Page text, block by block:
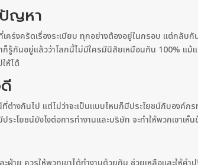
ปัญหา
ร่งครัดเรื่องระเบียบ ทุกอย่างต้องอยู่ในกรอบ แต่กลั
ก็รู้กันอยู่แล้วว่าโลกนี้ไม่มีใครมีนิสัยเหมือนกัน 100% แ
ปให้ได้
งกันไป แต่ไม่ว่าจะเป็นแบบไหนก็มีประโยชน์กับองค์ก
ระโยชน์ยังไงต่อการทำงานและบริษัท จะทำให้พวกเขา